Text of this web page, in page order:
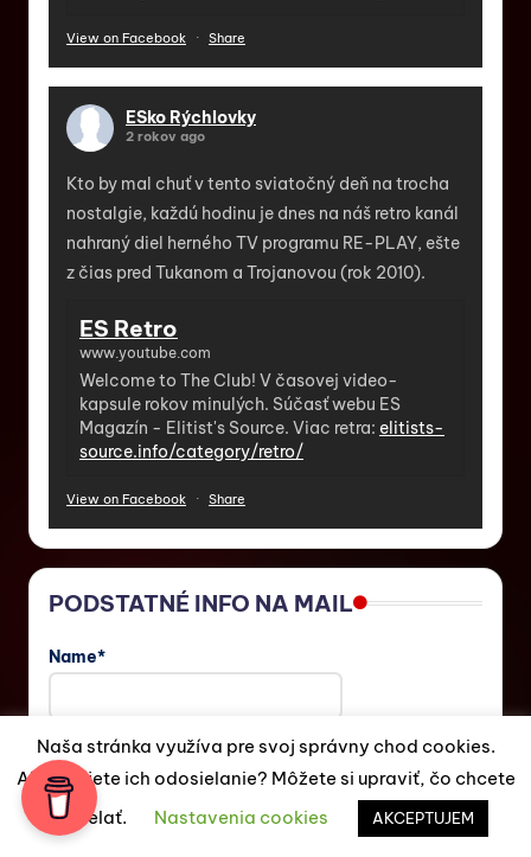
View on Facebook · Share
ESko Rýchlovky
2 rokov ago
Kto by mal chuť v tento sviatočný deň na trocha
nostalgie, každú hodinu je dnes na náš retro kanál
nahraný diel herného TV programu RE-PLAY, ešte
z čias pred Tukanom a Trojanovou (rok 2010).
ES Retro
www.youtube.com
Welcome to The Club! V časovej video-
kapsule rokov minulých. Súčasť webu ES
Magazín - Elitist's Source. Viac retra: elitists-
source.info/category/retro/
View on Facebook · Share
PODSTATNÉ INFO NA MAIL
Name*
Email*
Naša stránka využíva pre svoj správny chod cookies.
Akceptujete ich odosielanie? Môžete si upraviť, čo chcete
odosielať.
Nastavenia cookies AKCEPTUJEM